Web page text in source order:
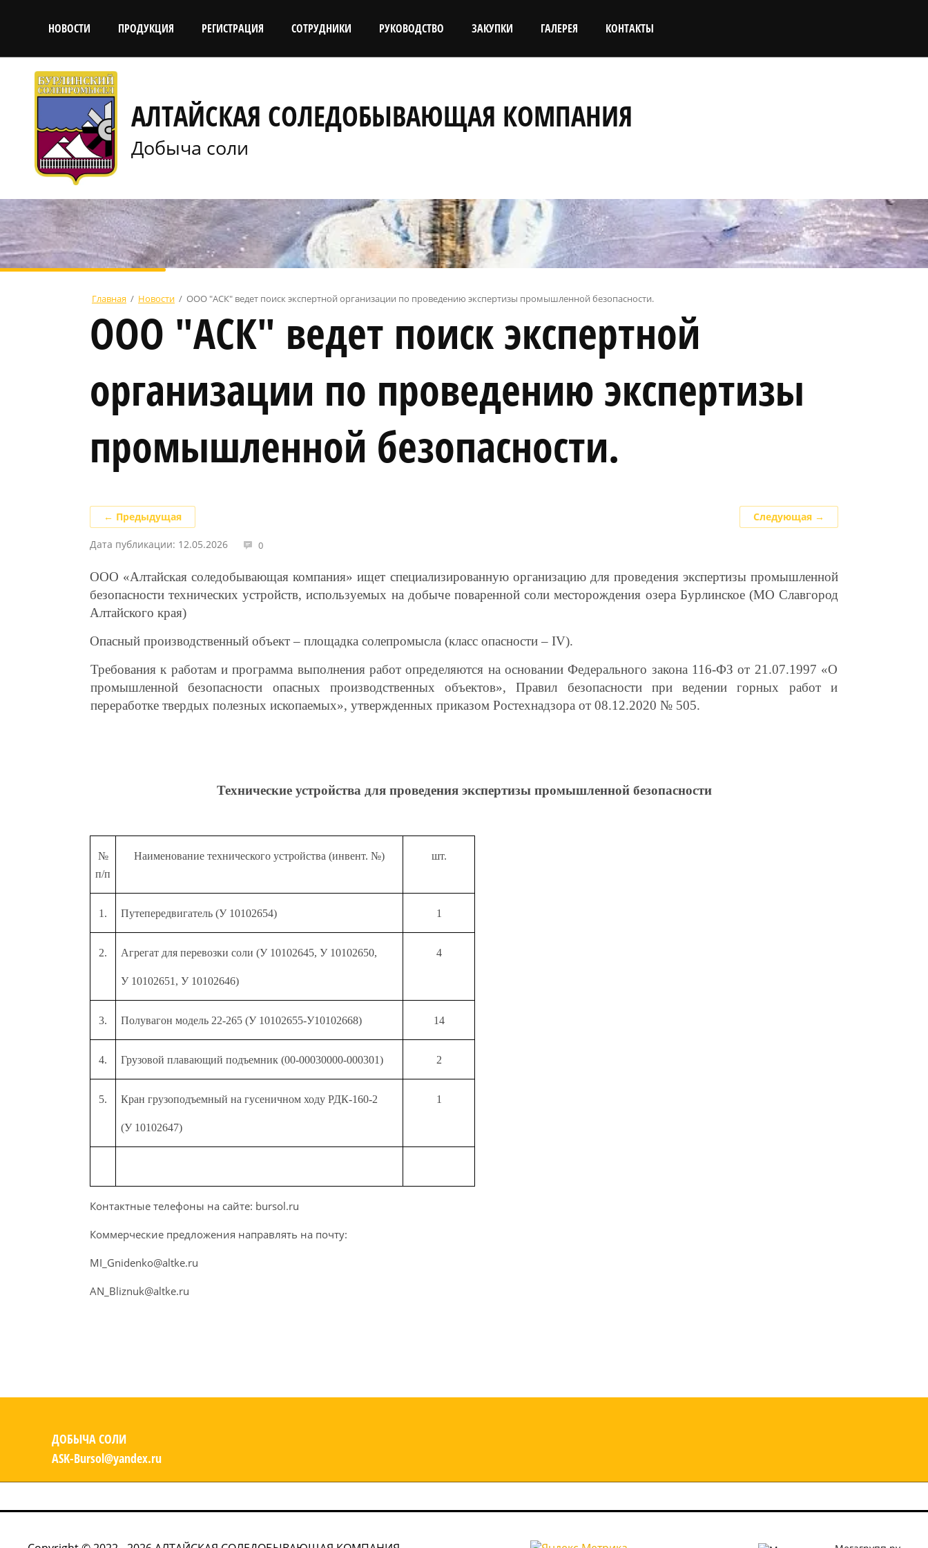
НОВОСТИ ПРОДУКЦИЯ РЕГИСТРАЦИЯ СОТРУДНИКИ РУКОВОДСТВО ЗАКУПКИ ГАЛЕРЕЯ КОНТАКТЫ
Добыча соли
АЛТАЙСКАЯ СОЛЕДОБЫВАЮЩАЯ КОМПАНИЯ
Главная / Новости / ООО "АСК" ведет поиск экспертной организации по проведению экспертизы промышленной безопасности.
ООО "АСК" ведет поиск экспертной
организации по проведению экспертизы
промышленной безопасности.
← Предыдущая Следующая →
Дата публикации: 12.05.2026 0
ООО «Алтайская соледобывающая компания» ищет специализированную организацию для проведения экспертизы промышленной
безопасности технических устройств, используемых на добыче поваренной соли месторождения озера Бурлинское (МО Славгород
Алтайского края)
Опасный производственный объект – площадка солепромысла (класс опасности – IV).
Требования к работам и программа выполнения работ определяются на основании Федерального закона 116-ФЗ от 21.07.1997 «О
промышленной безопасности опасных производственных объектов», Правил безопасности при ведении горных работ и
переработке твердых полезных ископаемых», утвержденных приказом Ростехнадзора от 08.12.2020 № 505.
Технические устройства для проведения экспертизы промышленной безопасности
№
п/п
Наименование технического устройства (инвент. №) шт.
1. Путепередвигатель (У 10102654) 1
2. Агрегат для перевозки соли (У 10102645, У 10102650,
У 10102651, У 10102646)
4
3. Полувагон модель 22-265 (У 10102655-У10102668) 14
4. Грузовой плавающий подъемник (00-00030000-000301) 2
5. Кран грузоподъемный на гусеничном ходу РДК-160-2
(У 10102647)
1
Контактные телефоны на сайте: bursol.ru
Коммерческие предложения направлять на почту:
MI_Gnidenko@altke.ru
AN_Bliznuk@altke.ru
ДОБЫЧА СОЛИ
ASK-Bursol@yandex.ru